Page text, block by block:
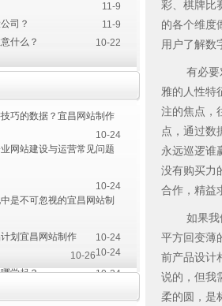
11-9
司？
11-9
什么？
10-22
巧的数据？宜昌网站制作
10-24
网站建设与运营常见问题
10-24
是不可忽视的宜昌网站制
10-24
划宜昌网站制作
10-24
10-26
学起？
10-24
彩、棋牌比
的各个维度
用户了解数
有必要对
雅的人性特
注的焦点，
点，通过数
永远巡逻谁
没有购买力
合作，精益
如果我们
平方回变薄
前产品设计
说的，但我
柔的圆，是